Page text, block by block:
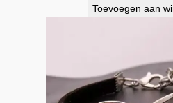
Toevoegen aan